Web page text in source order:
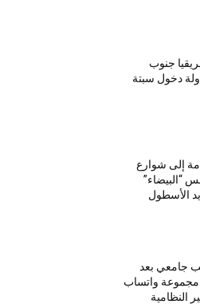
جنوب
دخول سبتة
إلى شوارع
“البيضاء”
الأسطول
جامعي بعد
مجموعة واتساب
النظامية